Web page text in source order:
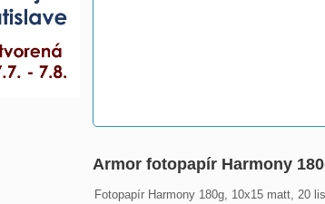
Armor fotopapír Harmony
Fotopapír Harmony 180g, 10x15 matt, 20